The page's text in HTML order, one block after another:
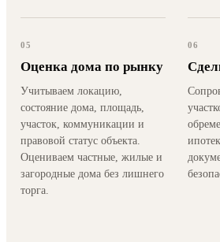
05
Оценка дома по рынку
Учитываем локацию,
состояние дома, площадь,
участок, коммуникации и
правовой статус объекта.
Оцениваем частные, жилые и
загородные дома без лишнего
торга.
06